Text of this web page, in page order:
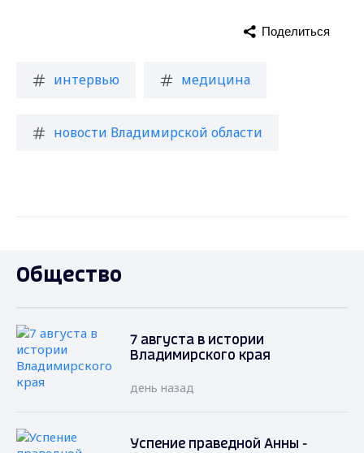
интервью медицина
новости Владимирской области
Поделиться
Общество
7 августа в истории
Владимирского края
день назад
Успение праведной Анны -